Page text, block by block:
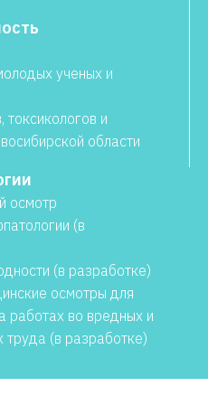
ученых и
токсикологов и
области
осмотр
(в
(в разработке)
осмотры для
работах во вредных и
труда (в разработке)